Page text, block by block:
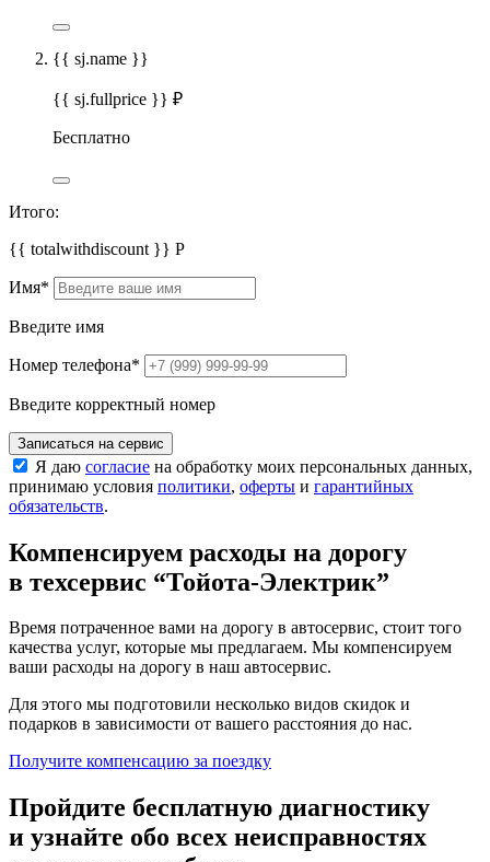
{{ sj.name }}
{{ sj.fullprice }} ₽
Бесплатно
Итого:
{{ totalwithdiscount }} Р
Имя*
Введите имя
Номер телефона*
Введите корректный номер
Записаться на сервис
Я даю согласие на обработку моих персональных данных,
принимаю условия политики, оферты и гарантийных
обязательств.
Компенсируем расходы на дорогу
в техсервис “Тойота-Электрик”
Время потраченное вами на дорогу в автосервис, стоит того
качества услуг, которые мы предлагаем. Мы компенсируем
ваши расходы на дорогу в наш автосервис.
Для этого мы подготовили несколько видов скидок и
подарков в зависимости от вашего расстояния до нас.
Получите компенсацию за поездку
Пройдите бесплатную диагностику
и узнайте обо всех неисправностях